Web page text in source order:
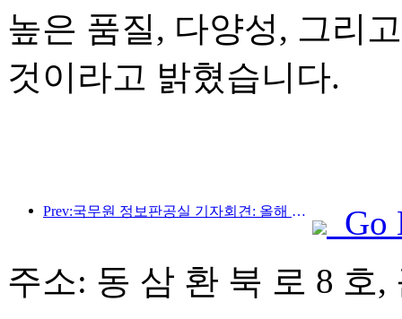
높은 품질, 다양성, 그리
것이라고 밝혔습니다.
Prev:국무원 정보판공실 기자회견: 올해 상반기 우리나라 국경 간 여행수입 42% 증가
Go
주소: 동 삼 환 북 로 8 호,